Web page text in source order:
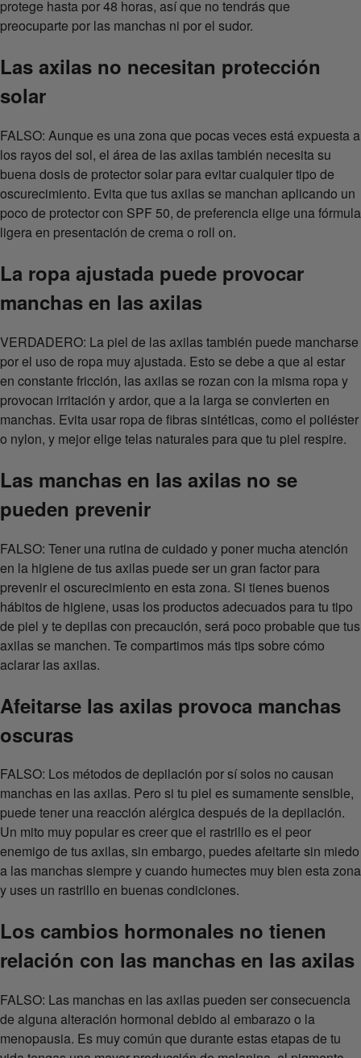
protege hasta por 48 horas, así que no tendrás que
preocuparte por las manchas ni por el sudor.
Las axilas no necesitan protección
solar
FALSO: Aunque es una zona que pocas veces está expuesta a
los rayos del sol, el área de las axilas también necesita su
buena dosis de protector solar para evitar cualquier tipo de
oscurecimiento. Evita que tus axilas se manchan aplicando un
poco de protector con SPF 50, de preferencia elige una fórmula
ligera en presentación de crema o roll on.
La ropa ajustada puede provocar
manchas en las axilas
VERDADERO: La piel de las axilas también puede mancharse
por el uso de ropa muy ajustada. Esto se debe a que al estar
en constante fricción, las axilas se rozan con la misma ropa y
provocan irritación y ardor, que a la larga se convierten en
manchas. Evita usar ropa de fibras sintéticas, como el poliéster
o nylon, y mejor elige telas naturales para que tu piel respire.
Las manchas en las axilas no se
pueden prevenir
FALSO: Tener una rutina de cuidado y poner mucha atención
en la higiene de tus axilas puede ser un gran factor para
prevenir el oscurecimiento en esta zona. Si tienes buenos
hábitos de higiene, usas los productos adecuados para tu tipo
de piel y te depilas con precaución, será poco probable que tus
axilas se manchen. Te compartimos más tips sobre cómo
aclarar las axilas.
Afeitarse las axilas provoca manchas
oscuras
FALSO: Los métodos de depilación por sí solos no causan
manchas en las axilas. Pero si tu piel es sumamente sensible,
puede tener una reacción alérgica después de la depilación.
Un mito muy popular es creer que el rastrillo es el peor
enemigo de tus axilas, sin embargo, puedes afeitarte sin miedo
a las manchas siempre y cuando humectes muy bien esta zona
y uses un rastrillo en buenas condiciones.
Los cambios hormonales no tienen
relación con las manchas en las axilas
FALSO: Las manchas en las axilas pueden ser consecuencia
de alguna alteración hormonal debido al embarazo o la
menopausia. Es muy común que durante estas etapas de tu